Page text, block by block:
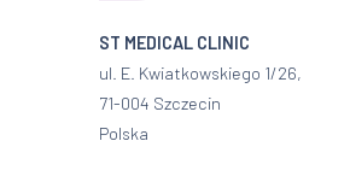
ST MEDICAL CLINIC
ul. E. Kwiatkowskiego 1/26,
71-004 Szczecin
Polska